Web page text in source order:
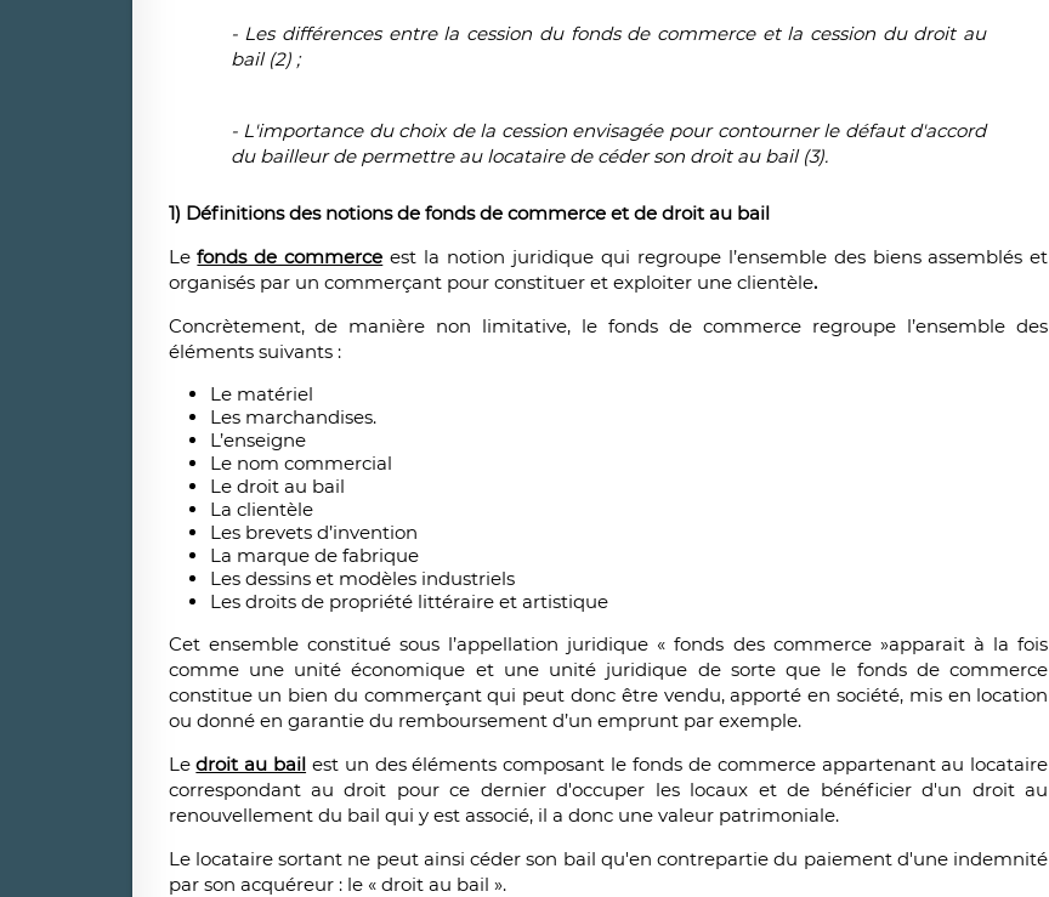
​- Les différences entre la cession du fonds de commerce et la cession du droit au
bail (2) ;
- L'importance du choix de la cession envisagée pour contourner le défaut d'accord
du bailleur de permettre au locataire de céder son droit au bail (3).
1) Définitions des notions de fonds de commerce et de droit au bail
Lefonds de commerce est la notion juridique qui regroupe l’ensemble des biens assemblés et
organisés par un commerçant pour constituer et exploiter une clientèle.
Concrètement, de manière non limitative, le fonds de commerce regroupe l’ensemble des
éléments suivants :
Le matériel
Les marchandises.
L’enseigne
Le nom commercial
Le droit au bail
La clientèle
Les brevets d’invention
La marque de fabrique
Les dessins et modèles industriels
Les droits de propriété littéraire et artistique
Cet ensemble constitué sous l’appellation juridique « fonds des commerce »apparait à la fois
comme une unité économique et une unité juridique de sorte que le fonds de commerce
constitue un bien du commerçant qui peut donc être vendu, apporté en société, mis en location
ou donné en garantie du remboursement d’un emprunt par exemple.
Ledroit au bail est un des éléments composant le fonds de commerce appartenant au locataire
correspondant au droit pour ce dernier d'occuper les locaux et de bénéficier d'un droit au
renouvellement du bail qui y est associé, il a donc une valeur patrimoniale.
Le locataire sortant ne peut ainsi céder son bail qu'en contrepartie du paiement d'une indemnité
par son acquéreur : le « droit au bail ».